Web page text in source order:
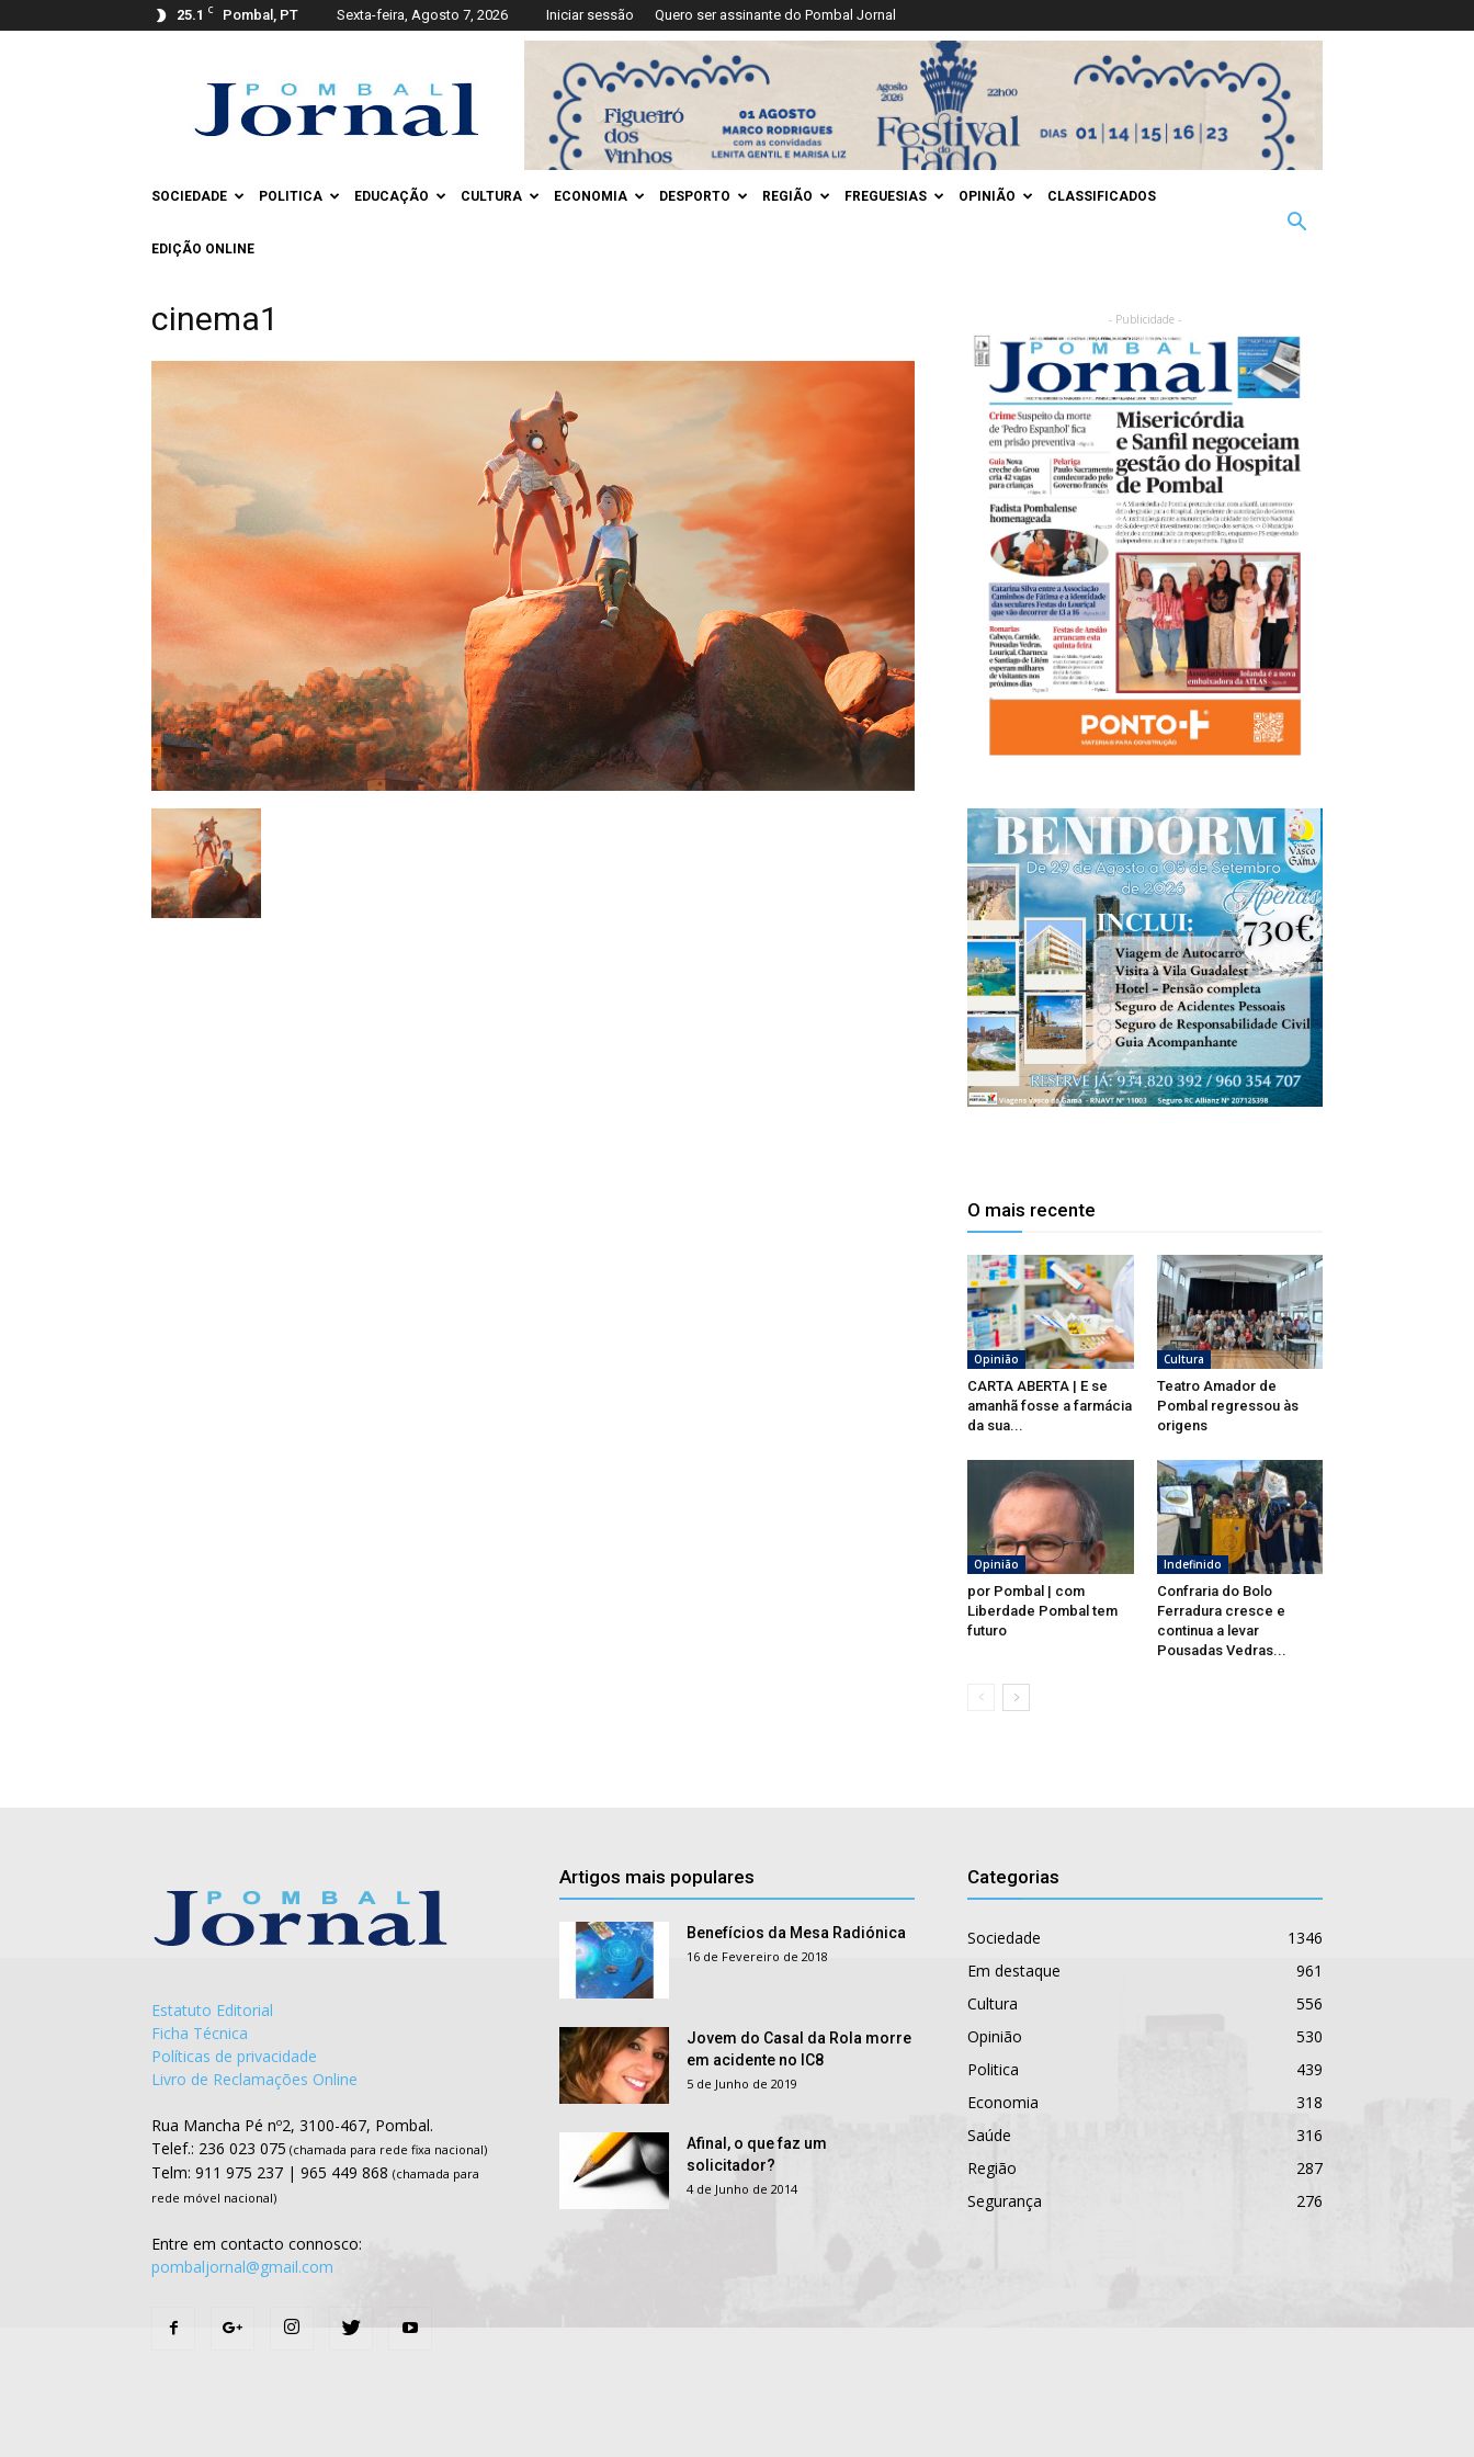
25.1 C Pombal, PT Sexta-feira, Agosto 7, 2026 Iniciar sessão Quero ser assinante do Pombal Jornal
Jornal
SOCIEDADE POLITICA EDUCAÇÃO CULTURA ECONOMIA DESPORTO REGIÃO FREGUESIAS OPINIÃO CLASSIFICADOS
EDIÇÃO ONLINE
cinema1 - Publicidade -
O mais recente
Opinião
CARTA ABERTA | E se
amanhã fosse a farmácia
da sua...
Cultura
Teatro Amador de
Pombal regressou às
origens
Opinião
por Pombal | com
Liberdade Pombal tem
futuro
Indefinido
Confraria do Bolo
Ferradura cresce e
continua a levar
Pousadas Vedras...
Estatuto Editorial
Ficha Técnica
Políticas de privacidade
Livro de Reclamações Online
Rua Mancha Pé nº2, 3100-467, Pombal.
Telef.: 236 023 075 (chamada para rede fixa nacional)
Telm: 911 975 237 | 965 449 868 (chamada para
rede móvel nacional)
Entre em contacto connosco:
pombaljornal@gmail.com
Artigos mais populares
Benefícios da Mesa Radiónica
16 de Fevereiro de 2018
Jovem do Casal da Rola morre
em acidente no IC8
5 de Junho de 2019
Afinal, o que faz um
solicitador?
4 de Junho de 2014
Categorias
Sociedade
1346
Em destaque
961
Cultura
556
Opinião
530
Politica
439
Economia
318
Saúde
316
Região
287
Segurança
276